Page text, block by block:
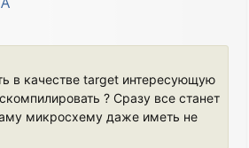
в качестве target интересующую
? Сразу все станет
микросхему даже иметь не